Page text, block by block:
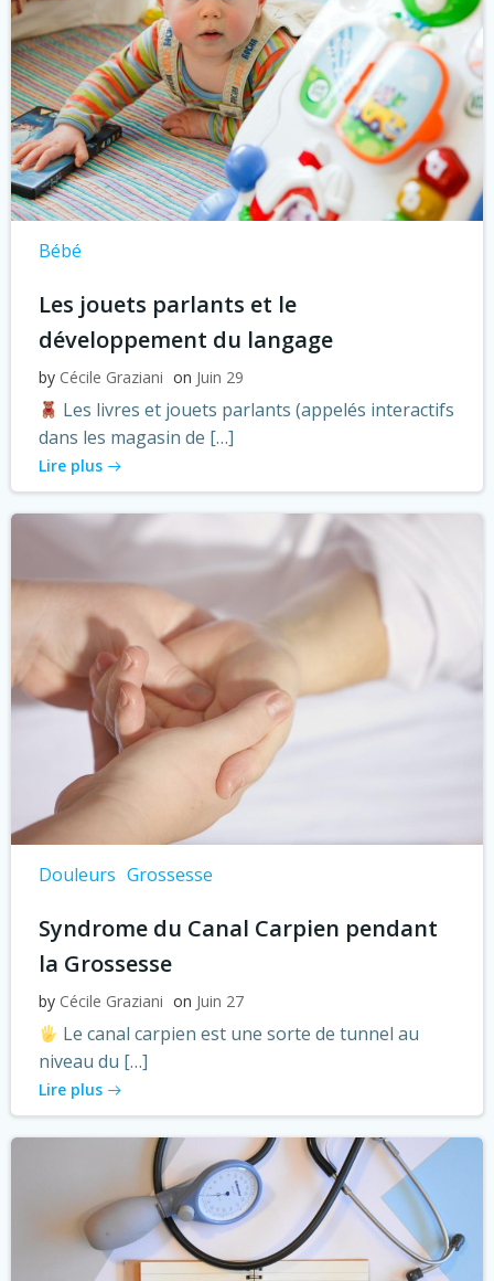
Bébé
Les jouets parlants et le
développement du langage
by Cécile Graziani on Juin 29
Les livres et jouets parlants (appelés interactifs
dans les magasin de […]
Lire plus
Douleurs Grossesse
Syndrome du Canal Carpien pendant
la Grossesse
by Cécile Graziani on Juin 27
Le canal carpien est une sorte de tunnel au
niveau du […]
Lire plus